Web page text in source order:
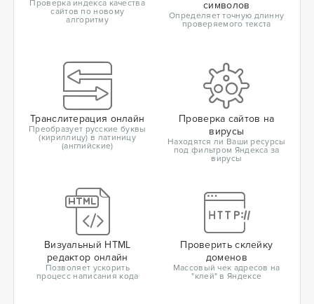
Проверка индекса качества
сайтов по новому
алгоритму
символов
Определяет точную длинну
проверяемого текста
Транслитерация онлайн
Преобразует русские буквы
(кириллицу) в латиницу
(английские)
Проверка сайтов на
вирусы
Находятся ли Ваши ресурсы
под фильтром Яндекса за
вирусы
Визуальный HTML
редактор онлайн
Позволяет ускорить
процесс написания кода
Проверить склейку
доменов
Массовый чек адресов на
"клей" в Яндексе